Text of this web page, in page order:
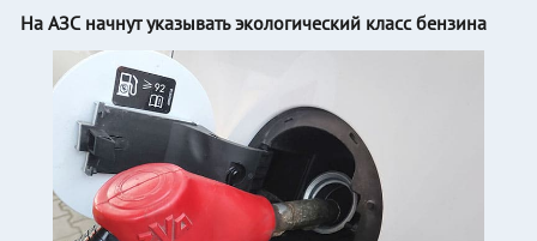
На АЗС начнут указывать экологический класс бензина